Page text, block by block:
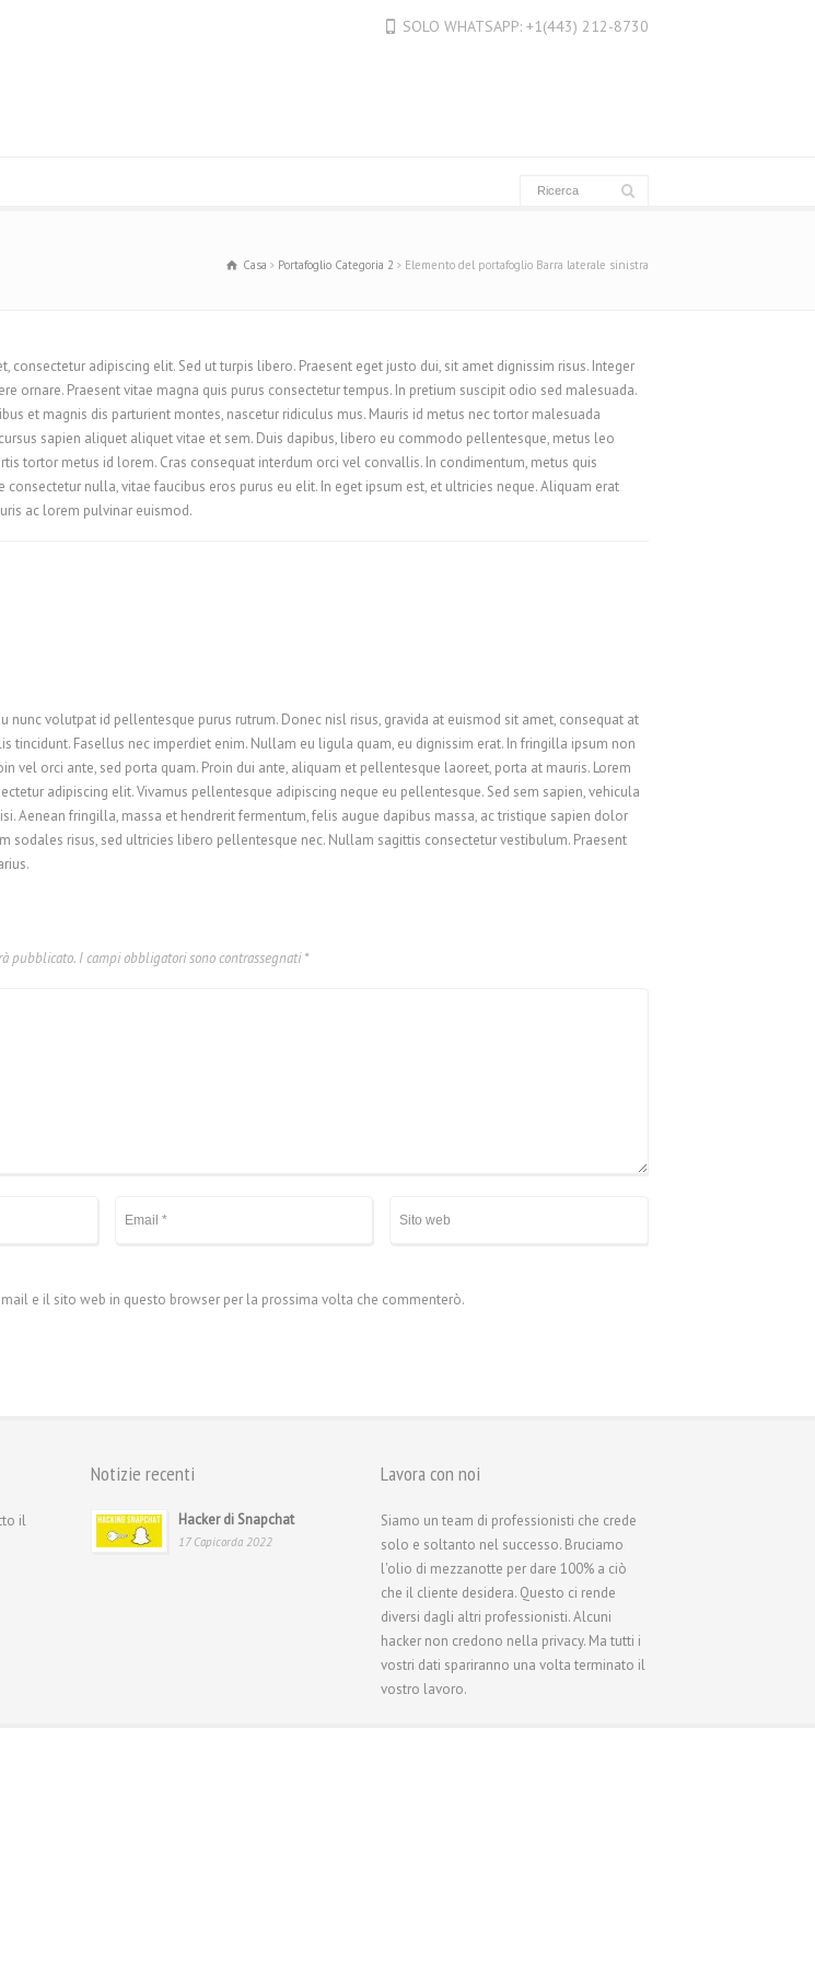
SOLO WHATSAPP: +1(443) 212-8730
Casa Portafoglio Categoria 2 Elemento del portafoglio Barra laterale sinistra
consectetur adipiscing elit. Sed ut turpis libero. Praesent eget justo dui, sit amet dignissim risus. Integer
ornare. Praesent vitae magna quis purus consectetur tempus. In pretium suscipit odio sed malesuada.
et magnis dis parturient montes, nascetur ridiculus mus. Mauris id metus nec tortor malesuada
sapien aliquet aliquet vitae et sem. Duis dapibus, libero eu commodo pellentesque, metus leo
tortor metus id lorem. Cras consequat interdum orci vel convallis. In condimentum, metus quis
consectetur nulla, vitae faucibus eros purus eu elit. In eget ipsum est, et ultricies neque. Aliquam erat
ac lorem pulvinar euismod.
nunc volutpat id pellentesque purus rutrum. Donec nisl risus, gravida at euismod sit amet, consequat at
tincidunt. Fasellus nec imperdiet enim. Nullam eu ligula quam, eu dignissim erat. In fringilla ipsum non
vel orci ante, sed porta quam. Proin dui ante, aliquam et pellentesque laoreet, porta at mauris. Lorem
adipiscing elit. Vivamus pellentesque adipiscing neque eu pellentesque. Sed sem sapien, vehicula
Aenean fringilla, massa et hendrerit fermentum, felis augue dapibus massa, ac tristique sapien dolor
sodales risus, sed ultricies libero pellentesque nec. Nullam sagittis consectetur vestibulum. Praesent
pubblicato. I campi obbligatori sono contrassegnati*
e il sito web in questo browser per la prossima volta che commenterò.
il
Notizie recenti
Hacker di Snapchat
17 Capicorda 2022
Lavora con noi
Siamo un team di professionisti che crede
solo e soltanto nel successo. Bruciamo
l'olio di mezzanotte per dare 100% a ciò
che il cliente desidera. Questo ci rende
diversi dagli altri professionisti. Alcuni
hacker non credono nella privacy. Ma tutti i
vostri dati spariranno una volta terminato il
vostro lavoro.
한국어
Nederlands (België)
Polski
Português
Română